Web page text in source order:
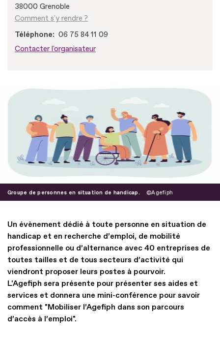
38000 Grenoble
Comment s'y rendre ?
Téléphone
06 75 84 11 09
Contacter l'organisateur
Groupe de personnes en situation de handicap. Agefiph
Un évènement dédié à toute personne en situation de
handicap et en recherche d’emploi, de mobilité
professionnelle ou d’alternance avec 40 entreprises de
toutes tailles et de tous secteurs d’activité qui
viendront proposer leurs postes à pourvoir.
L'Agefiph sera présente pour présenter ses aides et
services et donnera une mini-conférence pour savoir
comment "Mobiliser l’Agefiph dans son parcours
d’accès à l’emploi".